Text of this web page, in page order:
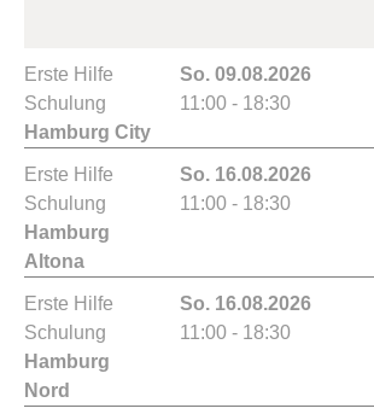
Erste Hilfe
Schulung
Hamburg City
So. 09.08.2026
11:00 - 18:30
Erste Hilfe
Schulung
Hamburg
Altona
So. 16.08.2026
11:00 - 18:30
Erste Hilfe
Schulung
Hamburg
Nord
So. 16.08.2026
11:00 - 18:30